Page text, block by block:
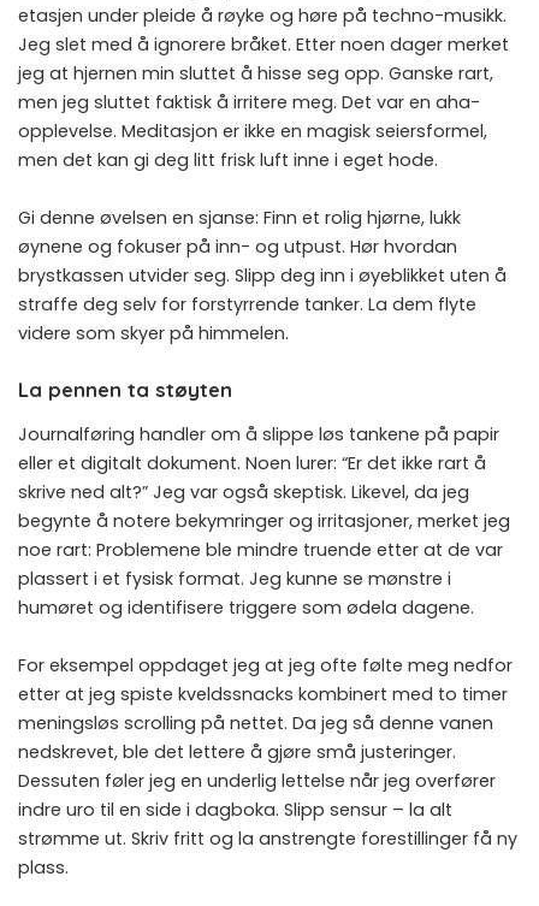
etasjen under pleide å røyke og høre på techno-musikk.
Jeg slet med å ignorere bråket. Etter noen dager merket
jeg at hjernen min sluttet å hisse seg opp. Ganske rart,
men jeg sluttet faktisk å irritere meg. Det var en aha-
opplevelse. Meditasjon er ikke en magisk seiersformel,
men det kan gi deg litt frisk luft inne i eget hode.
Gi denne øvelsen en sjanse: Finn et rolig hjørne, lukk
øynene og fokuser på inn- og utpust. Hør hvordan
brystkassen utvider seg. Slipp deg inn i øyeblikket uten å
straffe deg selv for forstyrrende tanker. La dem flyte
videre som skyer på himmelen.
La pennen ta støyten
Journalføring handler om å slippe løs tankene på papir
eller et digitalt dokument. Noen lurer: “Er det ikke rart å
skrive ned alt?” Jeg var også skeptisk. Likevel, da jeg
begynte å notere bekymringer og irritasjoner, merket jeg
noe rart: Problemene ble mindre truende etter at de var
plassert i et fysisk format. Jeg kunne se mønstre i
humøret og identifisere triggere som ødela dagene.
For eksempel oppdaget jeg at jeg ofte følte meg nedfor
etter at jeg spiste kveldssnacks kombinert med to timer
meningsløs scrolling på nettet. Da jeg så denne vanen
nedskrevet, ble det lettere å gjøre små justeringer.
Dessuten føler jeg en underlig lettelse når jeg overfører
indre uro til en side i dagboka. Slipp sensur – la alt
strømme ut. Skriv fritt og la anstrengte forestillinger få ny
plass.